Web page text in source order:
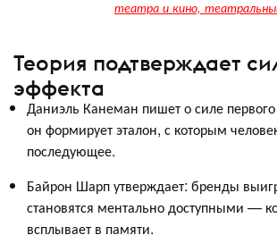
театра и кино,
Теория подтверждает
эффекта
Даниэль Канеман пишет о силе
он формирует эталон, с которым
последующее.
Байрон Шарп утверждает: бренды
становятся ментально доступными —
всплывает в памяти.